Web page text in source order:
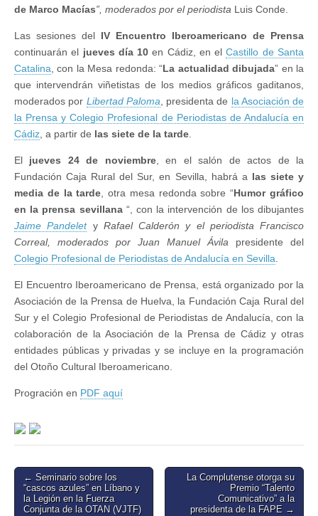
de Marco Macías”, moderados por el periodista Luis Conde.
Las sesiones del IV Encuentro Iberoamericano de Prensa
continuarán el jueves día 10 en Cádiz, en elCastillo de Santa
Catalina, con la Mesa redonda: “La actualidad dibujada” en la
que intervendrán viñetistas de los medios gráficos gaditanos,
moderados por Libertad Paloma, presidenta de la Asociación de
la Prensa y Colegio Profesional de Periodistas de Andalucía en
Cádiz, a partir de las siete de la tarde.
El jueves 24 de noviembre, en el salón de actos de la
Fundación Caja Rural del Sur, en Sevilla, habrá a las siete y
media de la tarde, otra mesa redonda sobre “Humor gráfico
en la prensa sevillana“, con la intervención de los dibujantes
Jaime Pandelety Rafael Calderón y el periodista Francisco
Correal, moderados por Juan Manuel Ávila presidente del
Colegio Profesional de Periodistas de Andalucía en Sevilla.
El Encuentro Iberoamericano de Prensa, está organizado por la
Asociación de la Prensa de Huelva, la Fundación Caja Rural del
Sur y el Colegio Profesional de Periodistas de Andalucía, con la
colaboración de la Asociación de la Prensa de Cádiz y otras
entidades públicas y privadas y se incluye en la programación
del Otoño Cultural Iberoamericano.
Progración en PDF aquí
Post
navigation
← Seminario sobre los
“cascos azules” en Líbano y
la Legión en la Fuerza
Conjunta de la OTAN (VJTF)
La Complutense otorga su
Premio “Talento
Comunicativo” a la
presidenta de la FAPE →